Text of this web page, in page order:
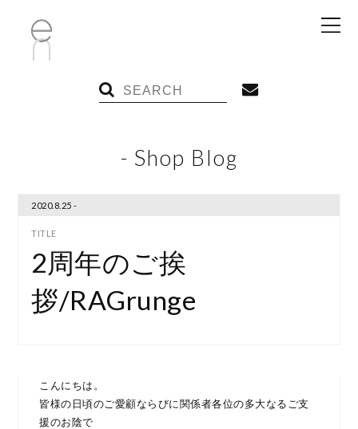
- Shop Blog
2020.8.25 -
2周年のご挨
拶/RAGrunge
こんにちは。
皆様の日頃のご愛顧ならびに関係者各位の多大なるご支
援のお陰で